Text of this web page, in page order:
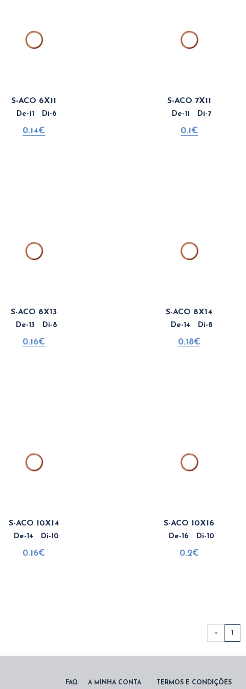
S-ACO 6X11
De-11 Di-6
0.14€
S-ACO 7X11
De-11 Di-7
0.1€
S-ACO 8X13
De-13 Di-8
0.16€
S-ACO 8X14
De-14 Di-8
0.18€
S-ACO 10X14
De-14 Di-10
0.16€
S-ACO 10X16
De-16 Di-10
0.2€
« 1
FAQ A MINHA CONTA TERMOS E CONDIÇÕES